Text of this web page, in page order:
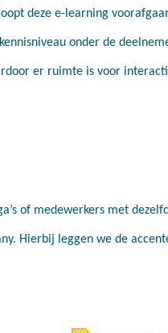
deze e-learning
onder de
er ruimte is voor
of medewerkers met
Hierbij leggen we de